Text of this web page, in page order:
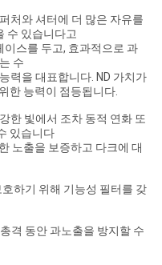
처와 셔터에 더 많은 자유를
수 있습니다고
스를 두고, 효과적으로 과
수
력을 대표합니다. ND 가치가
한 능력이 점등됩니다.
한 빛에서 조차 동적 연화 또
있습니다
노출을 보증하고 다크에 대
하기 위해 기능성 필터를 갖
격 동안 과노출을 방지할 수